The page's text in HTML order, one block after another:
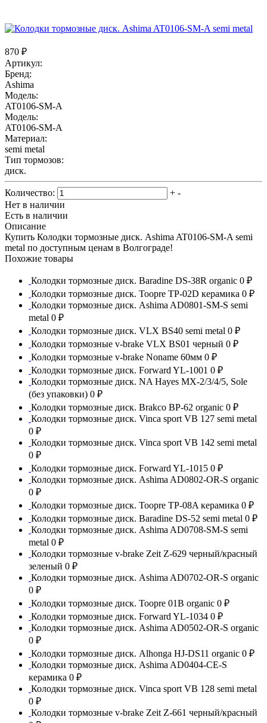
870 ₽
Артикул:
Бренд:
Ashima
Модель:
AT0106-SM-A
Модель:
AT0106-SM-A
Материал:
semi metal
Тип тормозов:
диск.
Количество: + -
Нет в наличии
Есть в наличии
Описание
Купить Колодки тормозные диск. Ashima AT0106-SM-A semi
metal по доступным ценам в Волгограде!
Похожие товары
Колодки тормозные диск. Baradine DS-38R organic 0 ₽
Колодки тормозные диск. Toopre TP-02D керамика 0 ₽
Колодки тормозные диск. Ashima AD0801-SM-S semi
metal 0 ₽
Колодки тормозные диск. VLX BS40 semi metal 0 ₽
Колодки тормозные v-brake VLX BS01 черный 0 ₽
Колодки тормозные v-brake Noname 60мм 0 ₽
Колодки тормозные диск. Forward YL-1001 0 ₽
Колодки тормозные диск. NA Hayes MX-2/3/4/5, Sole
(без упаковки) 0 ₽
Колодки тормозные диск. Brakco BP-62 organic 0 ₽
Колодки тормозные диск. Vinca sport VB 127 semi metal
0 ₽
Колодки тормозные диск. Vinca sport VB 142 semi metal
0 ₽
Колодки тормозные диск. Forward YL-1015 0 ₽
Колодки тормозные диск. Ashima AD0802-OR-S organic
0 ₽
Колодки тормозные диск. Toopre TP-08A керамика 0 ₽
Колодки тормозные диск. Baradine DS-52 semi metal 0 ₽
Колодки тормозные диск. Ashima AD0708-SM-S semi
metal 0 ₽
Колодки тормозные v-brake Zeit Z-629 черный/красный
зеленый 0 ₽
Колодки тормозные диск. Ashima AD0702-OR-S organic
0 ₽
Колодки тормозные диск. Toopre 01B organic 0 ₽
Колодки тормозные диск. Forward YL-1034 0 ₽
Колодки тормозные диск. Ashima AD0502-OR-S organic
0 ₽
Колодки тормозные диск. Alhonga HJ-DS11 organic 0 ₽
Колодки тормозные диск. Ashima AD0404-CE-S
керамика 0 ₽
Колодки тормозные диск. Vinca sport VB 128 semi metal
0 ₽
Колодки тормозные v-brake Zeit Z-661 черный/красный